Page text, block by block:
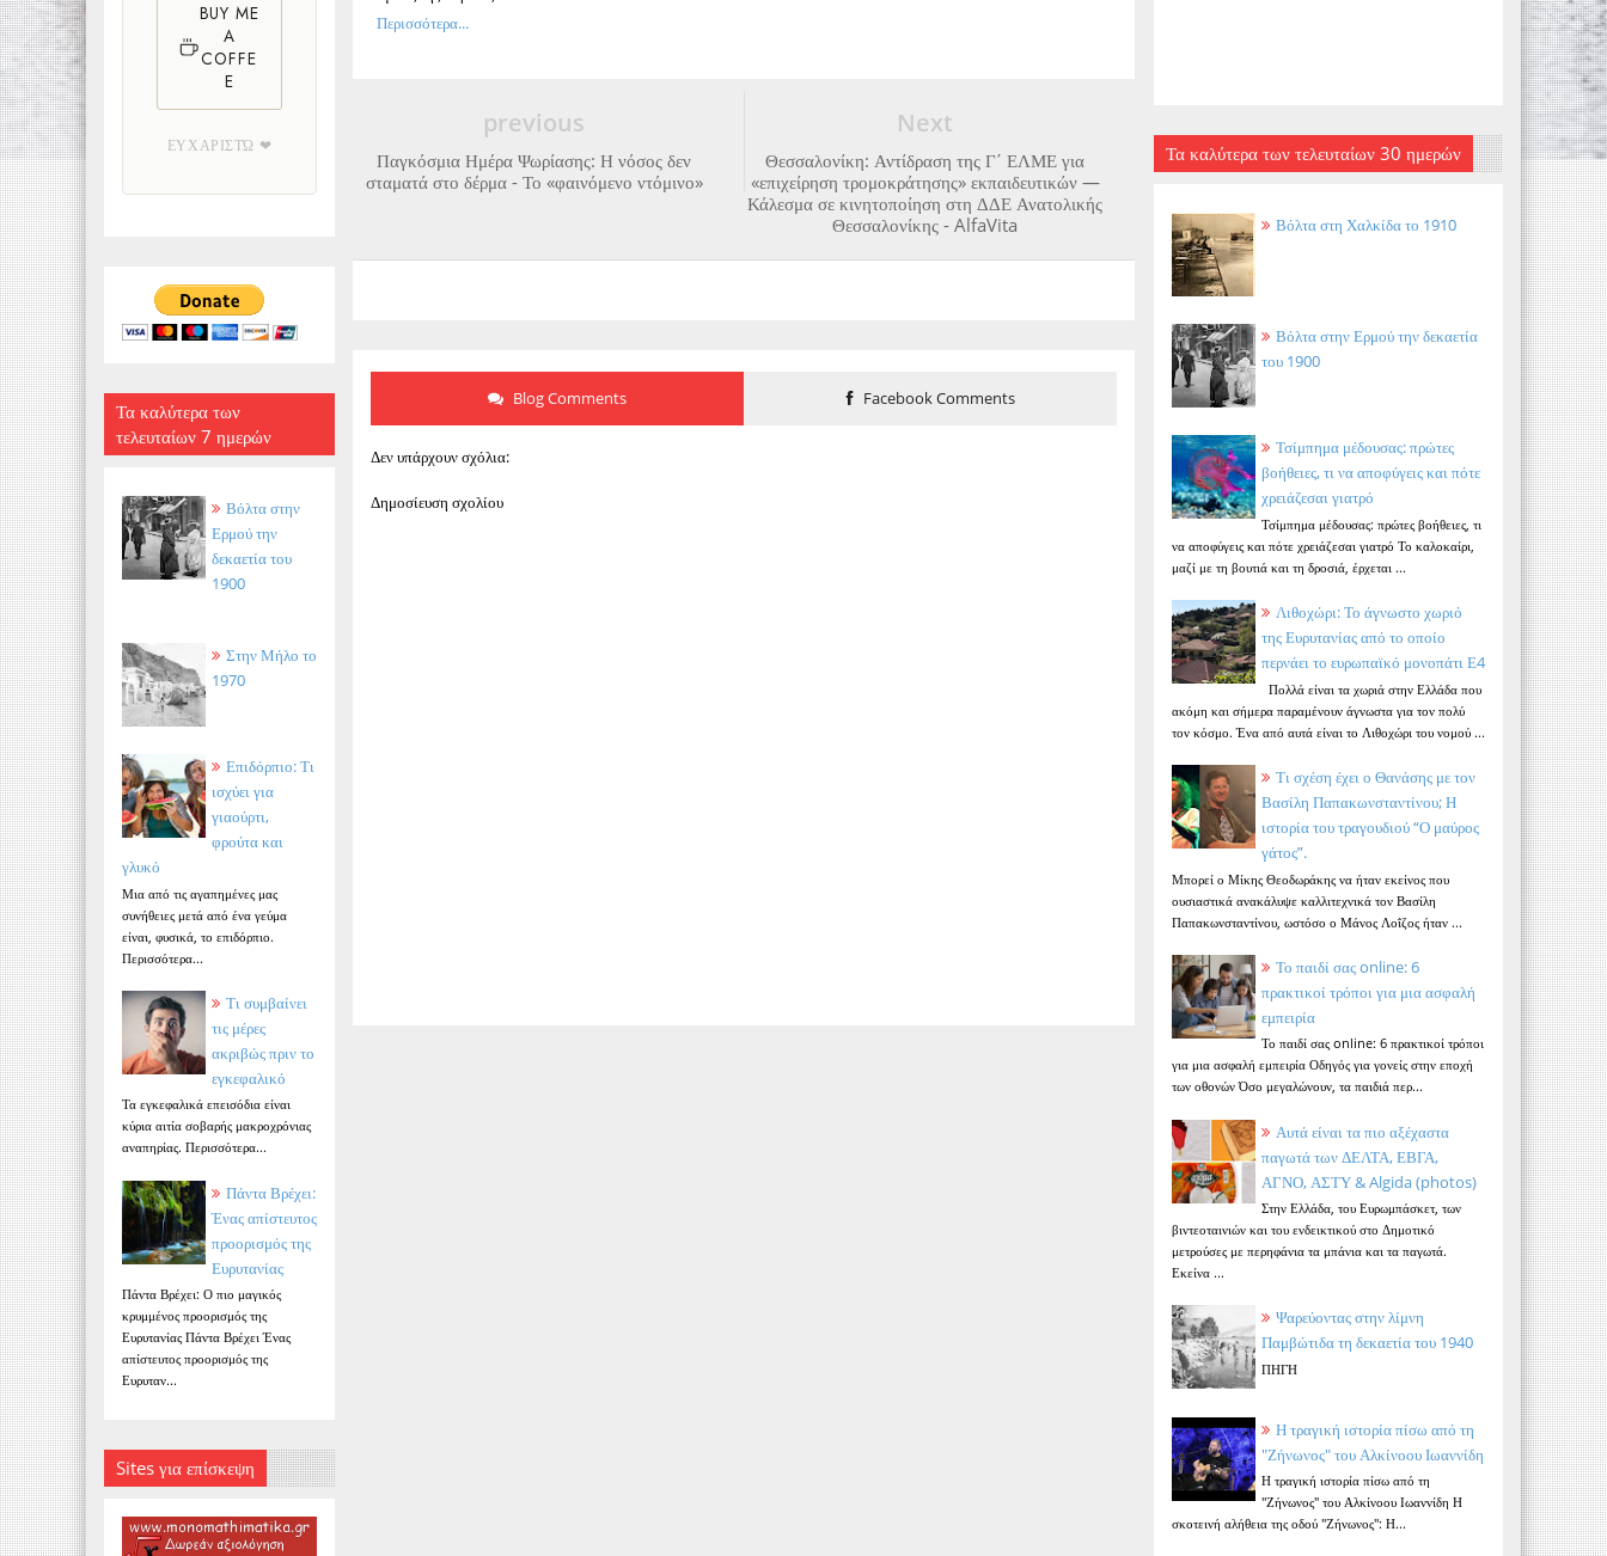
BUY ME
A
COFFE
E
ΕΥΧΑΡΙΣΤΏ ❤
Τα καλύτερα των
τελευταίων 7 ημερών
Βόλτα στην
Ερμού την
δεκαετία του
1900
Στην Μήλο το
1970
Επιδόρπιο: Τι
ισχύει για
γιαούρτι,
φρούτα και
γλυκό
Μια από τις αγαπημένες μας
συνήθειες μετά από ένα γεύμα
είναι, φυσικά, το επιδόρπιο.
Περισσότερα...
Τι συμβαίνει
τις μέρες
ακριβώς πριν το
εγκεφαλικό
Τα εγκεφαλικά επεισόδια είναι
κύρια αιτία σοβαρής μακροχρόνιας
αναπηρίας. Περισσότερα...
Πάντα Βρέχει:
Ένας απίστευτος
προορισμός της
Ευρυτανίας
Πάντα Βρέχει: Ο πιο μαγικός
κρυμμένος προορισμός της
Ευρυτανίας Πάντα Βρέχει Ένας
απίστευτος προορισμός της
Ευρυταν...
Sites για επίσκεψη
Περισσότερα...
Next
Θεσσαλονίκη: Αντίδραση της Γ΄ ΕΛΜΕ για
«επιχείρηση τρομοκράτησης» εκπαιδευτικών —
Κάλεσμα σε κινητοποίηση στη ΔΔΕ Ανατολικής
Θεσσαλονίκης - AlfaVita
previous
Παγκόσμια Ημέρα Ψωρίασης: Η νόσος δεν
σταματά στο δέρμα - Το «φαινόμενο ντόμινο»
Blog Comments Facebook Comments
Δεν υπάρχουν σχόλια:
Δημοσίευση σχολίου
Τα καλύτερα των τελευταίων 30 ημερών
Βόλτα στη Χαλκίδα το 1910
Βόλτα στην Ερμού την δεκαετία
του 1900
Τσίμπημα μέδουσας: πρώτες
βοήθειες, τι να αποφύγεις και πότε
χρειάζεσαι γιατρό
Τσίμπημα μέδουσας: πρώτες βοήθειες, τι
να αποφύγεις και πότε χρειάζεσαι γιατρό Το καλοκαίρι,
μαζί με τη βουτιά και τη δροσιά, έρχεται ...
Λιθοχώρι: Το άγνωστο χωριό
της Ευρυτανίας από το οποίο
περνάει το ευρωπαϊκό μονοπάτι Ε4
Πολλά είναι τα χωριά στην Ελλάδα που
ακόμη και σήμερα παραμένουν άγνωστα για τον πολύ
τον κόσμο. Ένα από αυτά είναι το Λιθοχώρι του νομού ...
Τι σχέση έχει ο Θανάσης με τον
Βασίλη Παπακωνσταντίνου; Η
ιστορία του τραγουδιού “Ο μαύρος
γάτος”.
Μπορεί ο Μίκης Θεοδωράκης να ήταν εκείνος που
ουσιαστικά ανακάλυψε καλλιτεχνικά τον Βασίλη
Παπακωνσταντίνου, ωστόσο ο Μάνος Λοΐζος ήταν ...
Το παιδί σας online: 6
πρακτικοί τρόποι για μια ασφαλή
εμπειρία
Το παιδί σας online: 6 πρακτικοί τρόποι
για μια ασφαλή εμπειρία Οδηγός για γονείς στην εποχή
των οθονών Όσο μεγαλώνουν, τα παιδιά περ...
Αυτά είναι τα πιο αξέχαστα
παγωτά των ΔΕΛΤΑ, ΕΒΓΑ,
ΑΓΝΟ, ΑΣΤΥ & Algida (photos)
Στην Ελλάδα, του Ευρωμπάσκετ, των
βιντεοταινιών και του ενδεικτικού στο Δημοτικό
μετρούσες με περηφάνια τα μπάνια και τα παγωτά.
Εκείνα ...
Ψαρεύοντας στην λίμνη
Παμβώτιδα τη δεκαετία του 1940
ΠΗΓΗ
Η τραγική ιστορία πίσω από τη
"Ζήνωνος" του Αλκίνοου Ιωαννίδη
Η τραγική ιστορία πίσω από τη
"Ζήνωνος" του Αλκίνοου Ιωαννίδη Η
σκοτεινή αλήθεια της οδού "Ζήνωνος": Η...